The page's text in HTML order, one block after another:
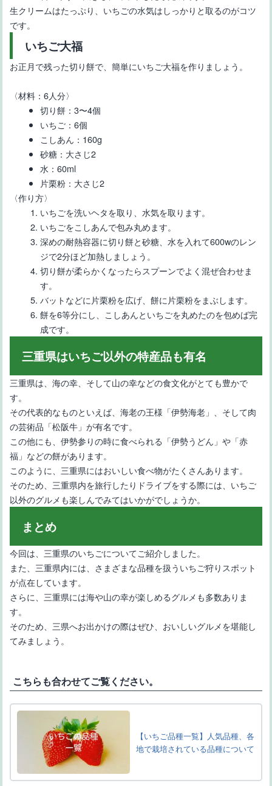
生クリームはたっぷり、いちごの水気はしっかりと取るのがコツ
です。
いちご大福
お正月で残った切り餅で、簡単にいちご大福を作りましょう。
〈材料：6人分〉
切り餅：3〜4個
いちご：6個
こしあん：160g
砂糖：大さじ2
水：60ml
片栗粉：大さじ2
〈作り方〉
いちごを洗いヘタを取り、水気を取ります。
いちごをこしあんで包み丸めます。
深めの耐熱容器に切り餅と砂糖、水を入れて600wのレン
ジで2分ほど加熱しましょう。
切り餅が柔らかくなったらスプーンでよく混ぜ合わせま
す。
バットなどに片栗粉を広げ、餅に片栗粉をまぶします。
餅を6等分にし、こしあんといちごを丸めたのを包めば完
成です。
三重県はいちご以外の特産品も有名
三重県は、海の幸、そして山の幸などの食文化がとても豊かで
す。
その代表的なものといえば、海老の王様「伊勢海老」、そして肉
の芸術品「松阪牛」が有名です。
この他にも、伊勢参りの時に食べられる「伊勢うどん」や「赤
福」などの餅があります。
このように、三重県にはおいしい食べ物がたくさんあります。
そのため、三重県内を旅行したりドライブをする際には、いちご
以外のグルメも楽しんでみてはいかがでしょうか。
まとめ
今回は、三重県のいちごについてご紹介しました。
また、三重県内には、さまざまな品種を扱ういちご狩りスポット
が点在しています。
さらに、三重県には海や山の幸が楽しめるグルメも多数ありま
す。
そのため、三県へお出かけの際はぜひ、おいしいグルメを堪能し
てみましょう。
こちらも合わせてご覧ください。
【いちご品種一覧】人気品種、各
地で栽培されている品種について